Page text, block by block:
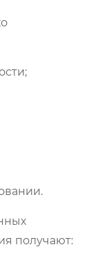
получают: